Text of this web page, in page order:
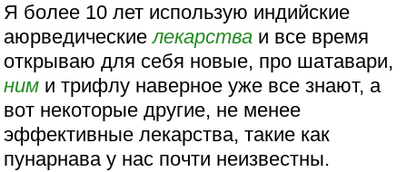
Я более 10 лет использую индийские
аюрведическиелекарства и все время
открываю для себя новые, про шатавари,
ним и трифлу наверное уже все знают, а
вот некоторые другие, не менее
эффективные лекарства, такие как
пунарнава у нас почти неизвестны.